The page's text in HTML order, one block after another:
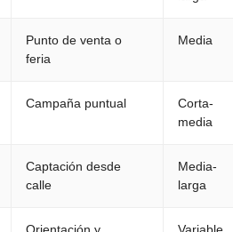
Punto de venta o
feria
Media
Campaña puntual
Corta-
media
Captación desde
calle
Media-
larga
Orientación y Variable